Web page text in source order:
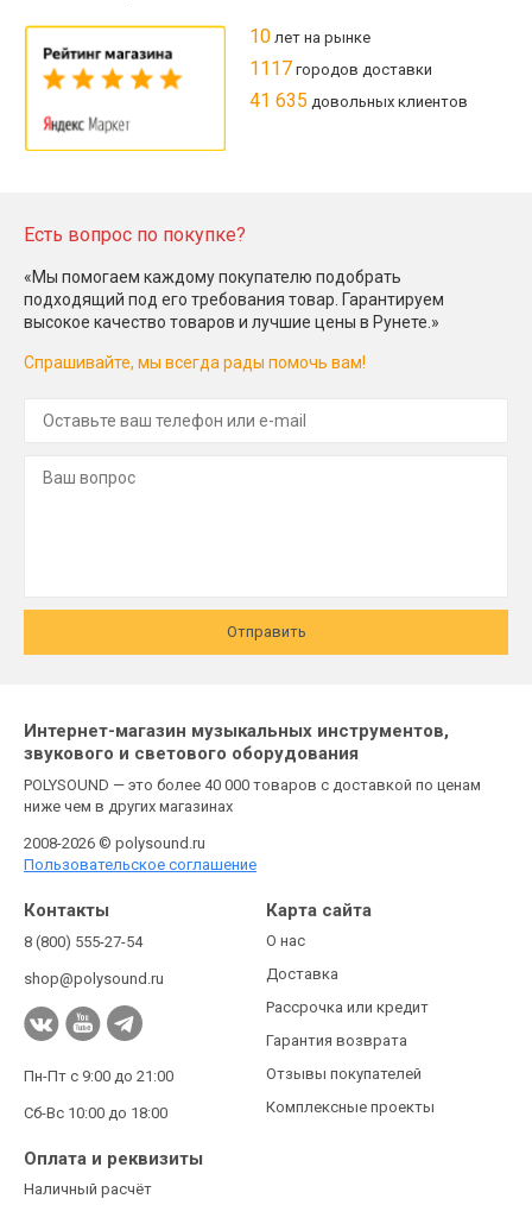
10 лет на рынке
1117 городов доставки
41 635 довольных клиентов
Есть вопрос по покупке?
«Мы помогаем каждому покупателю подобрать
подходящий под его требования товар. Гарантируем
высокое качество товаров и лучшие цены в Рунете.»
Спрашивайте, мы всегда рады помочь вам!
Отправить
Интернет-магазин музыкальных инструментов,
звукового и светового оборудования
POLYSOUND — это более 40 000 товаров с доставкой по ценам
ниже чем в других магазинах
2008-2026 © polysound.ru
Пользовательское соглашение
Контакты
8 (800) 555-27-54
shop@polysound.ru
Пн-Пт с 9:00 до 21:00
Сб-Вс 10:00 до 18:00
Карта сайта
О нас
Доставка
Рассрочка или кредит
Гарантия возврата
Отзывы покупателей
Комплексные проекты
Оплата и реквизиты
Наличный расчёт